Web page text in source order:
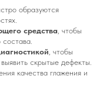
образуются
средства , чтобы
, чтобы
скрытые дефекты.
качества глажения и